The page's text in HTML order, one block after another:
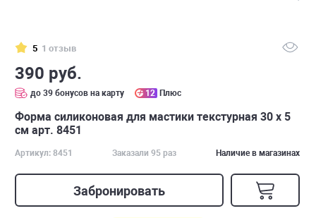
5 1 отзыв
390 руб.
до 39 бонусов на карту 12 Плюс
Форма силиконовая для мастики текстурная 30 х 5
см арт. 8451
Артикул: 8451 Заказали 95 раз Наличие в магазинах
Забронировать